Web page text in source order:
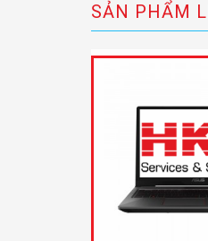
SẢN PHẨM